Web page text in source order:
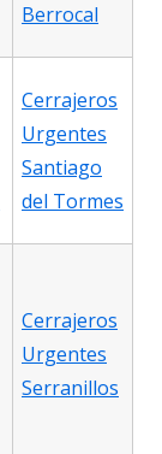
Berrocal
Cerrajeros
Urgentes
Santiago
del Tormes
Cerrajeros
Urgentes
Serranillos